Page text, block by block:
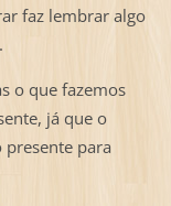
faz lembrar algo
o que fazemos
já que o
para